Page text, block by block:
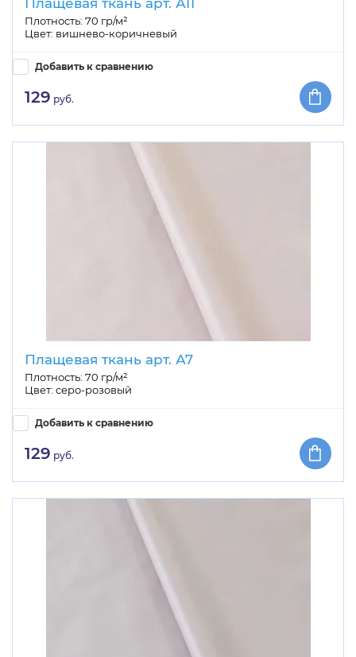
Плащевая ткань арт. А11
Плотность: 70 гр/м²
Цвет: вишнево-коричневый
Добавить к сравнению
129 руб.
Плащевая ткань арт. А7
Плотность: 70 гр/м²
Цвет: серо-розовый
Добавить к сравнению
129 руб.